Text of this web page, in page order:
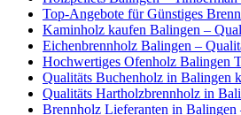
Top-Angebote für Günstiges
Kaminholz kaufen Balingen –
Eichenbrennholz Balingen –
Hochwertiges Ofenholz Balingen
Qualitäts Buchenholz in Balingen
Qualitäts Hartholzbrennholz in
Brennholz Lieferanten in